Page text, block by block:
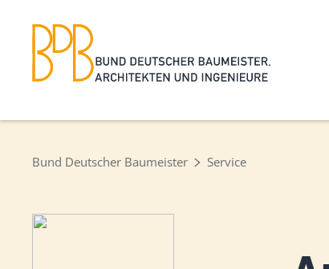
Bund Deutscher Baumeister Service